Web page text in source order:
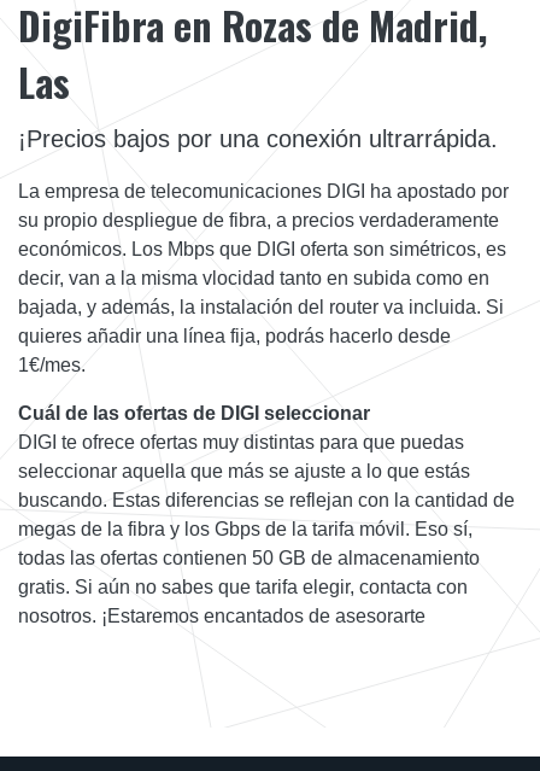
DigiFibra en Rozas de Madrid,
Las
¡Precios bajos por una conexión ultrarrápida.
La empresa de telecomunicaciones DIGI ha apostado por
su propio despliegue de fibra, a precios verdaderamente
económicos. Los Mbps que DIGI oferta son simétricos, es
decir, van a la misma vlocidad tanto en subida como en
bajada, y además, la instalación del router va incluida. Si
quieres añadir una línea fija, podrás hacerlo desde
1€/mes.
Cuál de las ofertas de DIGI seleccionar
DIGI te ofrece ofertas muy distintas para que puedas
seleccionar aquella que más se ajuste a lo que estás
buscando. Estas diferencias se reflejan con la cantidad de
megas de la fibra y los Gbps de la tarifa móvil. Eso sí,
todas las ofertas contienen 50 GB de almacenamiento
gratis. Si aún no sabes que tarifa elegir, contacta con
nosotros. ¡Estaremos encantados de asesorarte